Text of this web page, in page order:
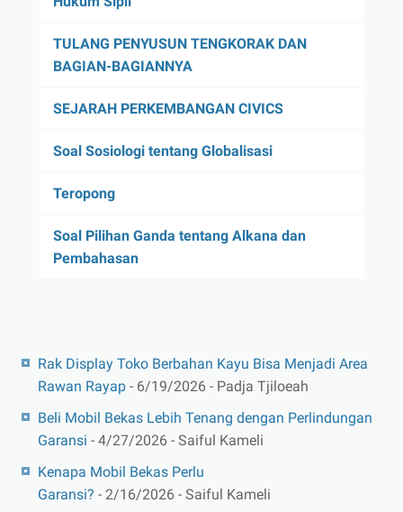
TULANG PENYUSUN TENGKORAK DAN
BAGIAN-BAGIANNYA
SEJARAH PERKEMBANGAN CIVICS
Soal Sosiologi tentang Globalisasi
Teropong
Soal Pilihan Ganda tentang Alkana dan
Pembahasan
Rak Display Toko Berbahan Kayu Bisa Menjadi Area
Rawan Rayap - 6/19/2026 - Padja Tjiloeah
Beli Mobil Bekas Lebih Tenang dengan Perlindungan
Garansi - 4/27/2026 - Saiful Kameli
Kenapa Mobil Bekas Perlu
Garansi? - 2/16/2026 - Saiful Kameli